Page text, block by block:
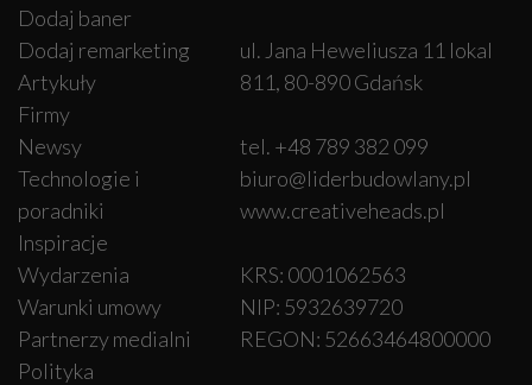
Dodaj baner
Dodaj remarketing
Artykuły
Firmy
Newsy
Technologie i
poradniki
Inspiracje
Wydarzenia
Warunki umowy
Partnerzy medialni
Polityka
ul. Jana Heweliusza 11 lokal
811, 80-890 Gdańsk
tel. +48 789 382 099
biuro@liderbudowlany.pl
www.creativeheads.pl
KRS: 0001062563
NIP: 5932639720
REGON: 52663464800000